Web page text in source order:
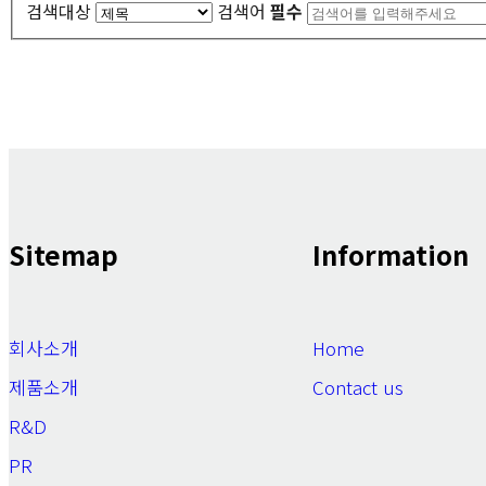
검색대상 검색어 필수
Sitemap
회사소개
제품소개
R&D
PR
Information
Home
Contact us